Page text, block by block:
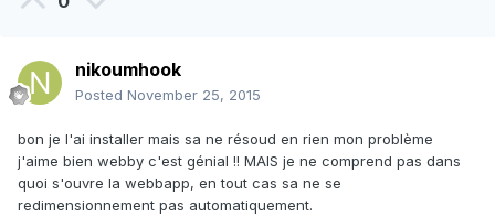
nikoumhook
Posted November 25, 2015
bon je l'ai installer mais sa ne résoud en rien mon problème
j'aime bien webby c'est génial !! MAIS je ne comprend pas dans
quoi s'ouvre la webbapp, en tout cas sa ne se
redimensionnement pas automatiquement.